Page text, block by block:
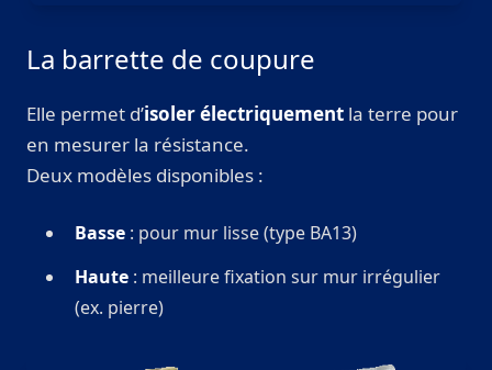
La barrette de coupure
Elle permet d’isoler électriquement la terre pour
en mesurer la résistance.
Deux modèles disponibles :
Basse : pour mur lisse (type BA13)
Haute : meilleure fixation sur mur irrégulier
(ex. pierre)